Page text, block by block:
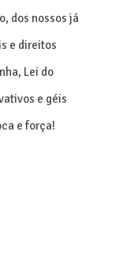
dos nossos já
e direitos
Lei do
e géis
e força!